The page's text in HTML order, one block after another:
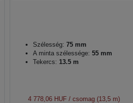
Szélesség: 75 mm
A minta szélessége: 55 mm
Tekercs: 13.5 m
4 778,06 HUF / csomag (13,5 m)